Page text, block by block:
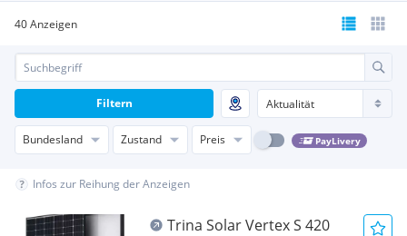
40 Anzeigen
Bundesland Zustand Preis PayLivery
Filtern
Infos zur Reihung der Anzeigen
Trina Solar Vertex S 420